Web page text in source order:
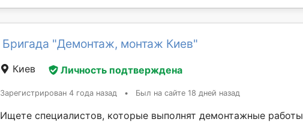
Бригада "Демонтаж, монтаж Киев"
Киев Личность подтверждена
Зарегистрирован 4 года назад • Был на сайте 18 дней назад
Ищете специалистов, которые выполнят демонтажные работы